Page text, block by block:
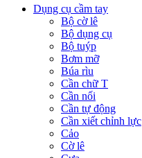
Dụng cụ cầm tay
Bộ cờ lê
Bộ dụng cụ
Bộ tuýp
Bơm mỡ
Búa rìu
Cần chữ T
Cần nối
Cần tự động
Cần xiết chỉnh lực
Cảo
Cờ lê